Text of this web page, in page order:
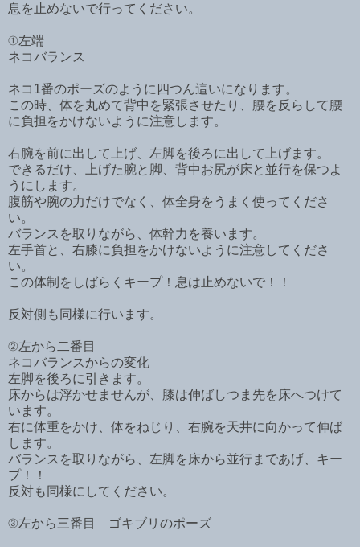
息を止めないで行ってください。
①左端
ネコバランス
ネコ1番のポーズのように四つん這いになります。
この時、体を丸めて背中を緊張させたり、腰を反らして腰
に負担をかけないように注意します。
右腕を前に出して上げ、左脚を後ろに出して上げます。
できるだけ、上げた腕と脚、背中お尻が床と並行を保つよ
うにします。
腹筋や腕の力だけでなく、体全身をうまく使ってくださ
い。
バランスを取りながら、体幹力を養います。
左手首と、右膝に負担をかけないように注意してくださ
い。
この体制をしばらくキープ！息は止めないで！！
反対側も同様に行います。
②左から二番目
ネコバランスからの変化
左脚を後ろに引きます。
床からは浮かせませんが、膝は伸ばしつま先を床へつけて
います。
右に体重をかけ、体をねじり、右腕を天井に向かって伸ば
します。
バランスを取りながら、左脚を床から並行まであげ、キー
プ！！
反対も同様にしてください。
③左から三番目 ゴキブリのポーズ